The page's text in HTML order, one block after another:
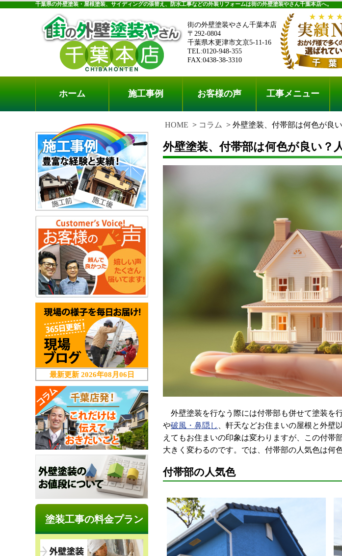
千葉県の外壁塗装・屋根塗装、サイディングの張替え、防水工事などの外装リフォームは街の外壁塗装やさん千葉本店へ。
街の外壁塗装やさん千葉本店
〒292-0804
千葉県木更津市文京5-11-16
TEL:0120-948-355
FAX:0438-38-3310
料金プラ
ホーム 施工事例 お客様の声 工事メニュー
HOME コラム 外壁塗装、付帯部は何色が良
外壁塗装、付帯部は何色が良い？
外壁塗装を行なう際には付帯部も併せて塗装を
や破風・鼻隠し
、軒天などお住まいの屋根と外
えてもお住まいの印象は変わりますが、この付帯
大きく変わるのです。では、付帯部の人気色は何
付帯部の人気色
最新更新 2026年08月06日
塗装工事の料金プラン